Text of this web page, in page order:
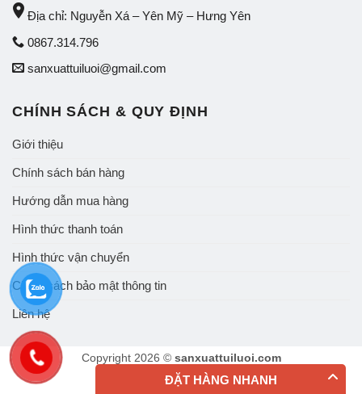
placeĐịa chỉ: Nguyễn Xá – Yên Mỹ – Hưng Yên
0867.314.796
sanxuattuiluoi@gmail.com
CHÍNH SÁCH & QUY ĐỊNH
Giới thiệu
Chính sách bán hàng
Hướng dẫn mua hàng
Hình thức thanh toán
Hình thức vận chuyển
Chính sách bảo mật thông tin
Liên hệ
Copyright 2026 © sanxuattuiluoi.com
ĐẶT HÀNG NHANH